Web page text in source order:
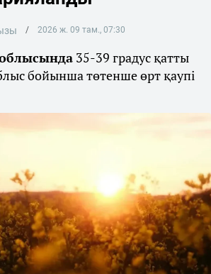
2026 ж. 09 там., 07:30
35-39 градус қатты
бойынша төтенше өрт қаупі